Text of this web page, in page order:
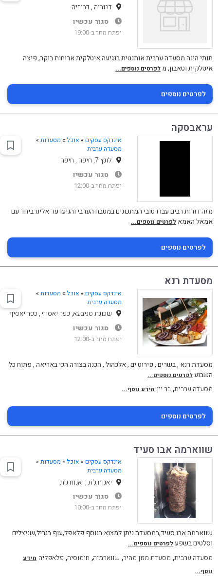
דבוריה , דבוריה
סגור עכשיו
יפתח מחר ב-19:00
תותי הינה מסעדה ערבית אותנטית בנגיעה איטלקית.ארוחות בוקר, פיצה
איטלקית וטאבון, מ לפרטים נוספים...
לפרטים נוספים
עראבסקה
אינדקס עסקים » אוכל» מסעדות»
מסעדה ערבית
לונץ 7, חיפה , חיפה
סגור עכשיו
יפתח מחר ב-12:00
מזה דורות רבים עברו טובי המתכונים במטבח הערבי והגיעו עד אלינו ביחד עם
אמאל האמא לפרטים נוספים...
לפרטים נוספים
מסעדת רנא
אינדקס עסקים » אוכל» מסעדות»
מסעדה ערבית
שכונת סניבעא, כפר יאסיף , כפר יאסיף
סגור עכשיו
יפתח מחר ב-12:00
מסעדת רנא , בשרים , פירוט ים , אלכהול , הכנה בצורה הכי באריאה , פתוח כל
השבועלפרטים נוספים...
מסעדה ערבית,בר יין מידע נוסף...
לפרטים נוספים
שווארמה אבו סעיד
אינדקס עסקים » אוכל» מסעדות»
מסעדה ערבית
יאנוח ג'ת , יאנוח ג'ת
סגור עכשיו
יפתח מחר ב-10:00
שווארמה אבו סעיד,במסעדה ניתן למצוא בנוסף פלאפל,עוף בגריל,שניצלים
וסלטים בשפעלפרטים נוספים...
מסעדה ערבית, מסעדת מזון מהיר, שווארמיה, חומוסיה, פלאפליה מידע
נוסף...